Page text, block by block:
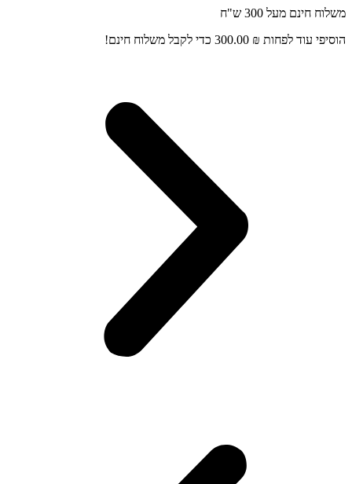
חינם מעל 300 ש"ח
עוד לפחות 300.00₪ כדי לקבל משלוח חינם!